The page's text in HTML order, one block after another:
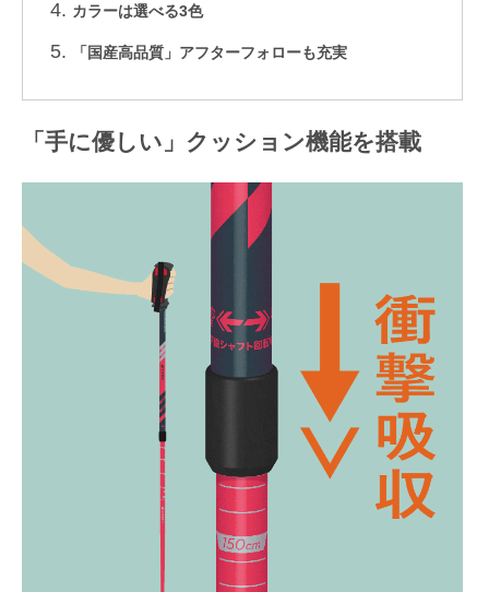
カラーは選べる3色
「国産高品質」アフターフォローも充実
「手に優しい」クッション機能を搭載